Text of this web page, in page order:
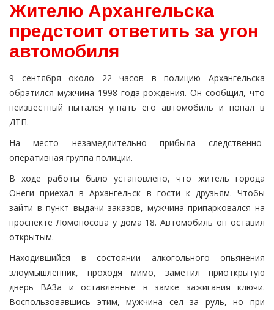
Жителю Архангельска
предстоит ответить за угон
автомобиля
9 сентября около 22 часов в полицию Архангельска
обратился мужчина 1998 года рождения. Он сообщил, что
неизвестный пытался угнать его автомобиль и попал в
ДТП.
На место незамедлительно прибыла следственно-
оперативная группа полиции.
В ходе работы было установлено, что житель города
Онеги приехал в Архангельск в гости к друзьям. Чтобы
зайти в пункт выдачи заказов, мужчина припарковался на
проспекте Ломоносова у дома 18. Автомобиль он оставил
открытым.
Находившийся в состоянии алкогольного опьянения
злоумышленник, проходя мимо, заметил приоткрытую
дверь ВАЗа и оставленные в замке зажигания ключи.
Воспользовавшись этим, мужчина сел за руль, но при